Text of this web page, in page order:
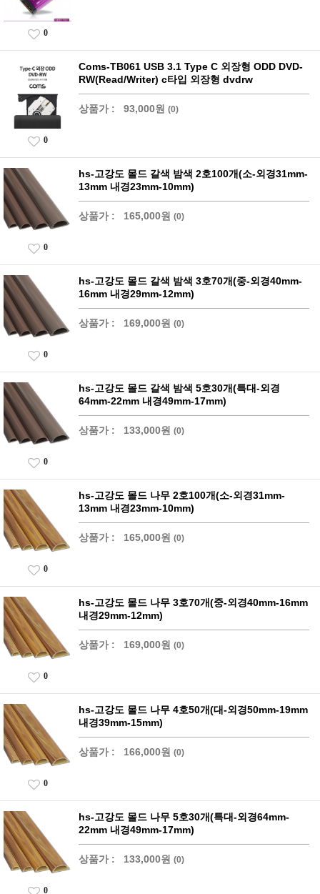
0
Coms-TB061 USB 3.1 Type C 외장형 ODD DVD-
RW(Read/Writer) c타입 외장형 dvdrw
상품가 : 93,000원 (0)
0
hs-고강도 몰드 갈색 밤색 2호100개(소-외경31mm-
13mm 내경23mm-10mm)
상품가 : 165,000원 (0)
0
hs-고강도 몰드 갈색 밤색 3호70개(중-외경40mm-
16mm 내경29mm-12mm)
상품가 : 169,000원 (0)
0
hs-고강도 몰드 갈색 밤색 5호30개(특대-외경
64mm-22mm 내경49mm-17mm)
상품가 : 133,000원 (0)
0
hs-고강도 몰드 나무 2호100개(소-외경31mm-
13mm 내경23mm-10mm)
상품가 : 165,000원 (0)
0
hs-고강도 몰드 나무 3호70개(중-외경40mm-16mm
내경29mm-12mm)
상품가 : 169,000원 (0)
0
hs-고강도 몰드 나무 4호50개(대-외경50mm-19mm
내경39mm-15mm)
상품가 : 166,000원 (0)
0
hs-고강도 몰드 나무 5호30개(특대-외경64mm-
22mm 내경49mm-17mm)
상품가 : 133,000원 (0)
0